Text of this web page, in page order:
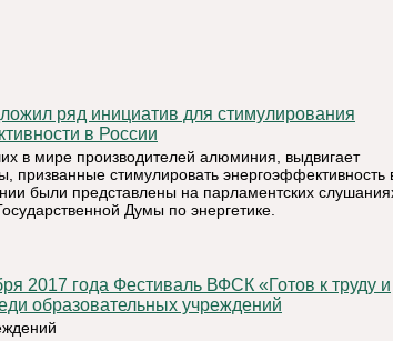
в России
в мире производителей алюминия, выдвигает
призванные стимулировать энергоэффективность
были представлены на парламентских
Думы по энергетике.
образовательных учреждений